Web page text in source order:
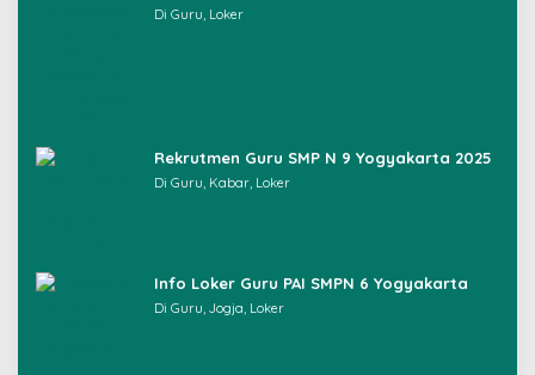
Di Guru, Loker
Rekrutmen Guru SMP N 9 Yogyakarta 2025
Di Guru, Kabar, Loker
Info Loker Guru PAI SMPN 6 Yogyakarta
Di Guru, Jogja, Loker